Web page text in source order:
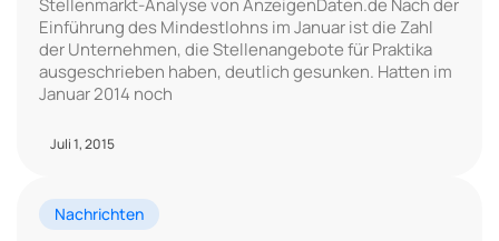
Einführung des Mindestlohns im Januar ist die Zahl
der Unternehmen, die Stellenangebote für Praktika
ausgeschrieben haben, deutlich gesunken. Hatten im
Januar 2014 noch
Juli 1, 2015
Nachrichten